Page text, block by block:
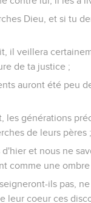
Dieu, et si tu
il veillera
de ta justice ;
auront été peu
les générations
de leurs pères ;
d'hier et nous ne
comme une ombre
ils pas,
leur coeur ces